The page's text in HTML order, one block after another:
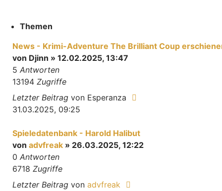
Themen
News - Krimi-Adventure The Brilliant Coup
von Djinn » 12.02.2025, 13:47
5 Antworten
13194 Zugriffe
Letzter Beitrag von Esperanza
31.03.2025, 09:25
Spieledatenbank - Harold Halibut
von advfreak » 26.03.2025, 12:22
0 Antworten
6718 Zugriffe
Letzter Beitrag von advfreak